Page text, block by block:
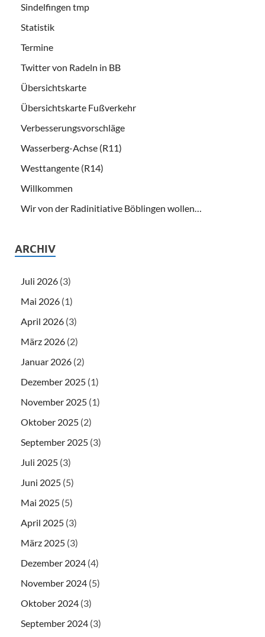
Sindelfingen tmp
Statistik
Termine
Twitter von Radeln in BB
Übersichtskarte
Übersichtskarte Fußverkehr
Verbesserungsvorschläge
Wasserberg-Achse (R11)
Westtangente (R14)
Willkommen
Wir von der Radinitiative Böblingen wollen…
ARCHIV
Juli 2026 (3)
Mai 2026 (1)
April 2026 (3)
März 2026 (2)
Januar 2026 (2)
Dezember 2025 (1)
November 2025 (1)
Oktober 2025 (2)
September 2025 (3)
Juli 2025 (3)
Juni 2025 (5)
Mai 2025 (5)
April 2025 (3)
März 2025 (3)
Dezember 2024 (4)
November 2024 (5)
Oktober 2024 (3)
September 2024 (3)